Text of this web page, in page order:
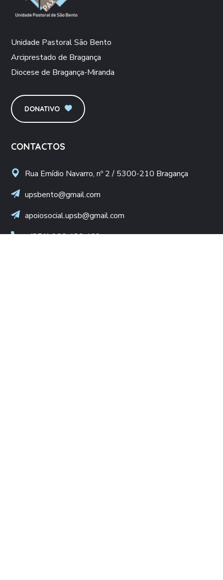
Unidade Pastoral São Bento
Arciprestado de Bragança
Diocese de Bragança-Miranda
DONATIVO
CONTACTOS
Rua Emídio Navarro, nº 2 / 5300-210 Bragança
upsbento@gmail.com
apoiosocial.upsb@gmail.com
+(351) 960 436 409